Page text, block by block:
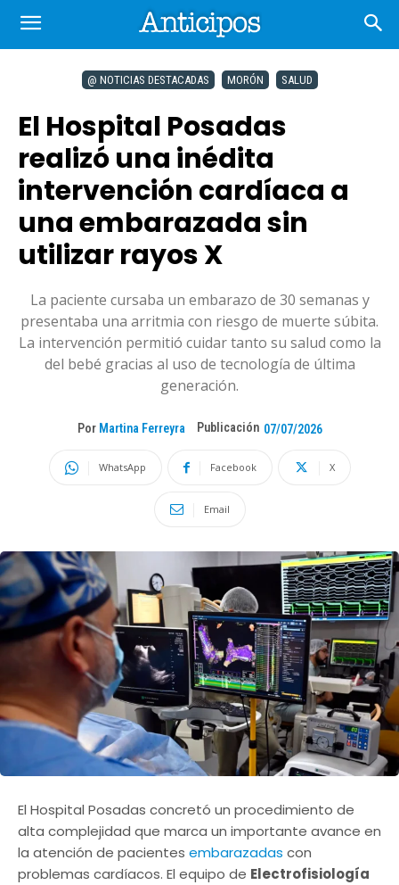
@ NOTICIAS DESTACADAS MORÓN SALUD
El Hospital Posadas
realizó una inédita
intervención cardíaca a
una embarazada sin
utilizar rayos X
La paciente cursaba un embarazo de 30 semanas y
presentaba una arritmia con riesgo de muerte súbita.
La intervención permitió cuidar tanto su salud como la
del bebé gracias al uso de tecnología de última
generación.
Por Martina Ferreyra Publicación 07/07/2026
WhatsApp Facebook X
Email
El Hospital Posadas concretó un procedimiento de
alta complejidad que marca un importante avance en
la atención de pacientes embarazadas con
problemas cardíacos. El equipo de Electrofisiología